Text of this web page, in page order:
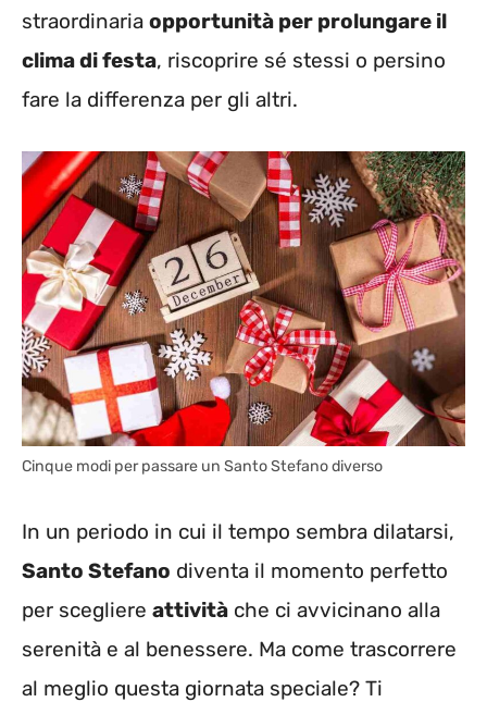
straordinaria opportunità per prolungare il
clima di festa, riscoprire sé stessi o persino
fare la differenza per gli altri.
Cinque modi per passare un Santo Stefano diverso
In un periodo in cui il tempo sembra dilatarsi,
Santo Stefano diventa il momento perfetto
per scegliere attività che ci avvicinano alla
serenità e al benessere. Ma come trascorrere
al meglio questa giornata speciale? Ti